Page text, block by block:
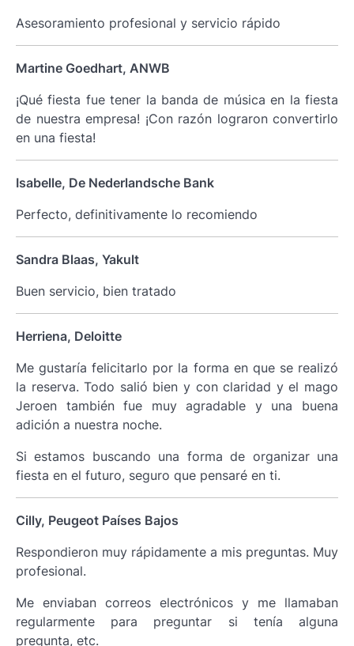
Asesoramiento profesional y servicio rápido
Martine Goedhart, ANWB
¡Qué fiesta fue tener la banda de música en la fiesta
de nuestra empresa! ¡Con razón lograron convertirlo
en una fiesta!
Isabelle, De Nederlandsche Bank
Perfecto, definitivamente lo recomiendo
Sandra Blaas, Yakult
Buen servicio, bien tratado
Herriena, Deloitte
Me gustaría felicitarlo por la forma en que se realizó
la reserva. Todo salió bien y con claridad y el mago
Jeroen también fue muy agradable y una buena
adición a nuestra noche.
Si estamos buscando una forma de organizar una
fiesta en el futuro, seguro que pensaré en ti.
Cilly, Peugeot Países Bajos
Respondieron muy rápidamente a mis preguntas. Muy
profesional.
Me enviaban correos electrónicos y me llamaban
regularmente para preguntar si tenía alguna
pregunta, etc.